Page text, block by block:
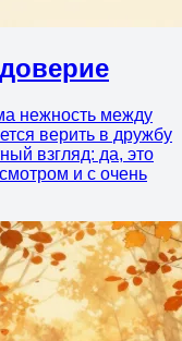
нежность между
верить в дружбу
взгляд: да, это
и с очень